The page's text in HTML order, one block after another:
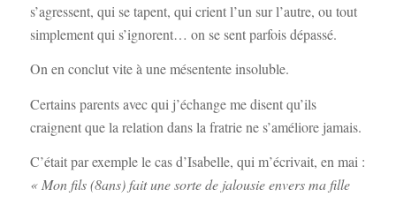
s’agressent, qui se tapent, qui crient l’un sur l’autre, ou tout
simplement qui s’ignorent… on se sent parfois dépassé.
On en conclut vite à une mésentente insoluble.
Certains parents avec qui j’échange me disent qu’ils
craignent que la relation dans la fratrie ne s’améliore jamais.
C’était par exemple le cas d’Isabelle, qui m’écrivait, en mai :
« Mon fils (8ans) fait une sorte de jalousie envers ma fille